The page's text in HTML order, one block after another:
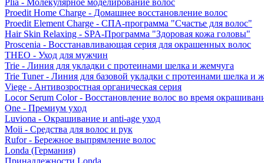
Plia - Молекулярное моделирование волос
Proedit Home Charge - Домашнее восстановление волос
Proedit Element Charge - СПА-программа "Счастье для волос"
Hair Skin Relaxing - SPA-Программа "Здоровая кожа головы"
Proscenia - Восстанавливающая серия для окрашенных волос
THEO - Уход для мужчин
Trie - Линия для укладки с протеинами шелка и жемчуга
Trie Tuner - Линия для базовой укладки с протеинами шелка и
Viege - Антивозростная органическая серия
Locor Serum Color - Восстановление волос во время
One - Премиум уход
Luviona - Окрашивание и anti-age уход
Moii - Средства для волос и рук
Rufor - Бережное выпрямление волос
Londa (Германия)
Принадлежности Londa